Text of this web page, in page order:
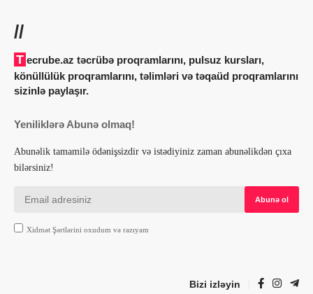
//
Tecrube.az təcrübə proqramlarını, pulsuz kursları,
könüllülük proqramlarını, təlimləri və təqaüd proqramlarını
sizinlə paylaşır.
Yeniliklərə Abunə olmaq!
Abunəlik tamamilə ödənişsizdir və istədiyiniz zaman abunəlikdən çıxa
bilərsiniz!
Xidmət Şərtlərini oxudum və razıyam
Bizi izləyin